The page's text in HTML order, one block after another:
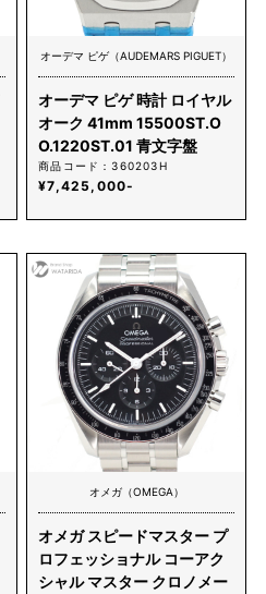
オーデマ ピゲ（AUDEMARS PIGUET）
オーデマ ピゲ 時計 ロイヤル
オーク 41mm 15500ST.O
O.1220ST.01 青文字盤
商品コード：360203H
¥7,425,000-
オメガ（OMEGA）
オメガ スピードマスター プ
ロフェッショナル コーアク
シャル マスター クロノメー